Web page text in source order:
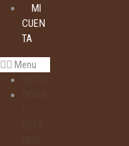
MI
CUEN
TA
Menu